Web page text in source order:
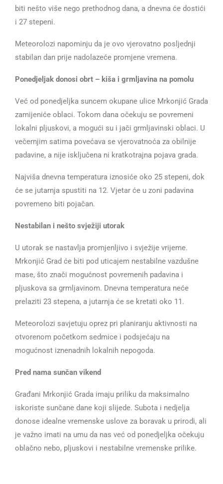
biti nešto više nego prethodnog dana, a dnevna će dostići
i 27 stepeni.
Meteorolozi napominju da je ovo vjerovatno posljednji
stabilan dan prije nadolazeće promjene vremena.
Ponedjeljak donosi obrt – kiša i grmljavina na pomolu
Već od ponedjeljka suncem okupane ulice Mrkonjić Grada
zamijeniće oblaci. Tokom dana očekuju se povremeni
lokalni pljuskovi, a mogući su i jači grmljavinski oblaci. U
večernjim satima povećava se vjerovatnoća za obilnije
padavine, a nije isključena ni kratkotrajna pojava grada.
Najviša dnevna temperatura iznosiće oko 25 stepeni, dok
će se jutarnja spustiti na 12. Vjetar će u zoni padavina
povremeno biti pojačan.
Nestabilan i nešto svježiji utorak
U utorak se nastavlja promjenljivo i svježije vrijeme.
Mrkonjić Grad će biti pod uticajem nestabilne vazdušne
mase, što znači mogućnost povremenih padavina i
pljuskova sa grmljavinom. Dnevna temperatura neće
prelaziti 23 stepena, a jutarnja će se kretati oko 11.
Meteorolozi savjetuju oprez pri planiranju aktivnosti na
otvorenom početkom sedmice i podsjećaju na
mogućnost iznenadnih lokalnih nepogoda.
Pred nama sunčan vikend
Građani Mrkonjić Grada imaju priliku da maksimalno
iskoriste sunčane dane koji slijede. Subota i nedjelja
donose idealne vremenske uslove za boravak u prirodi, ali
je važno imati na umu da nas već od ponedjeljka očekuju
oblačno nebo, pljuskovi i nestabilne vremenske prilike.